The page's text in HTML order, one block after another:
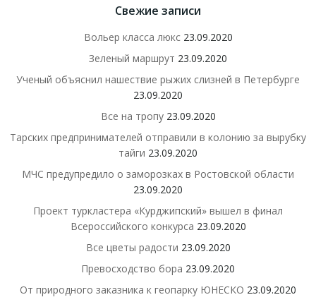
Свежие записи
Вольер класса люкс 23.09.2020
Зеленый маршрут 23.09.2020
Ученый объяснил нашествие рыжих слизней в Петербурге
23.09.2020
Все на тропу 23.09.2020
Тарских предпринимателей отправили в колонию за вырубку
тайги 23.09.2020
МЧС предупредило о заморозках в Ростовской области
23.09.2020
Проект туркластера «Курджипский» вышел в финал
Всероссийского конкурса 23.09.2020
Все цветы радости 23.09.2020
Превосходство бора 23.09.2020
От природного заказника к геопарку ЮНЕСКО 23.09.2020